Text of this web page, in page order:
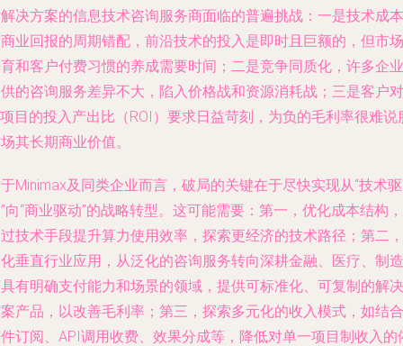
决方案的信息技术咨询服务商面临的普遍挑战：一是技术成本
业回报的周期错配，前沿技术的投入是即时且巨额的，但市场
和客户付费习惯的养成需要时间；二是竞争同质化，许多企业
的咨询服务差异不大，陷入价格战和资源消耗战；三是客户对
目的投入产出比（ROI）要求日益苛刻，为负的毛利率很难说
其长期商业价值。
Minimax及同类企业而言，破局的关键在于尽快实现从“技术驱
向“商业驱动”的战略转型。这可能需要：第一，优化成本结构，
技术手段提升算力使用效率，探索更经济的技术路径；第二，
垂直行业应用，从泛化的咨询服务转向深耕金融、医疗、制造
有明确支付能力和场景的领域，提供可标准化、可复制的解决
产品，以改善毛利率；第三，探索多元化的收入模式，如结合
订阅、API调用收费、效果分成等，降低对单一项目制收入的